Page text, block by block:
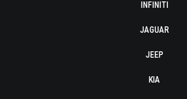
INFINITI
JAGUAR
JEEP
KIA